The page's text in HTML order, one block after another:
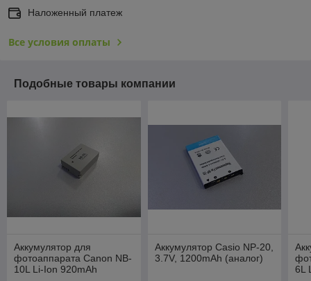
Наложенный платеж
Все условия оплаты
Подобные товары компании
Аккумулятор для
фотоаппарата Canon NB-
10L Li-Ion 920mAh
Аккумулятор Casio NP-20,
3.7V, 1200mAh (аналог)
6L